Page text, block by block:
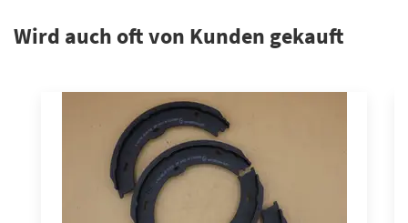
Wird auch oft von Kunden gekauft